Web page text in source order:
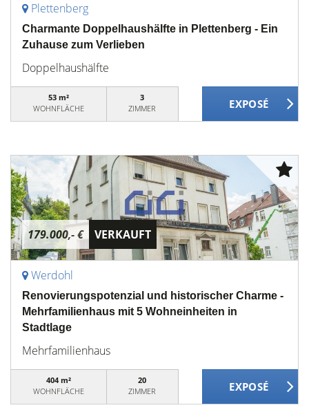
Plettenberg
Charmante Doppelhaushälfte in Plettenberg - Ein
Zuhause zum Verlieben
Doppelhaushälfte
53 m²
WOHNFLÄCHE
3
ZIMMER
179.000,- € VERKAUFT
Werdohl
Renovierungspotenzial und historischer Charme -
Mehrfamilienhaus mit 5 Wohneinheiten in
Stadtlage
Mehrfamilienhaus
404 m²
WOHNFLÄCHE
20
ZIMMER